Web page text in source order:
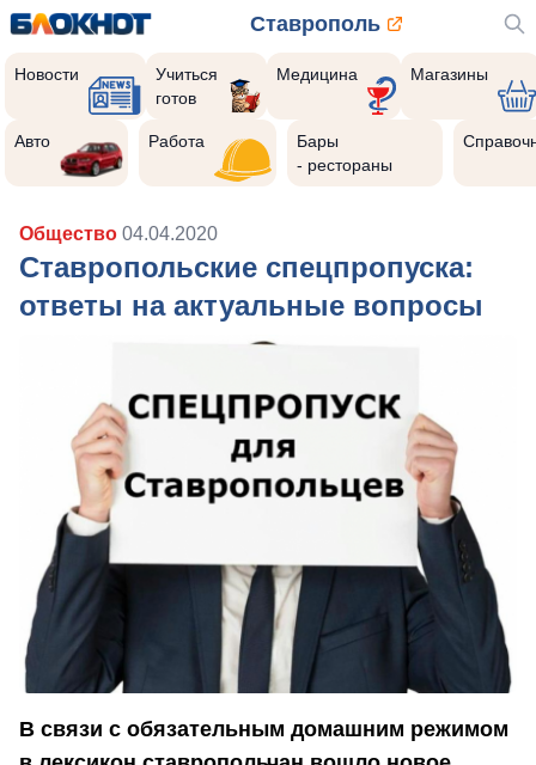
Ставрополь
Новости
Учиться
готов
Медицина Магазины
Авто Работа
Бары
- рестораны
Общество 04.04.2020
Ставропольские спецпропуска:
ответы на актуальные вопросы
В связи с обязательным домашним режимом